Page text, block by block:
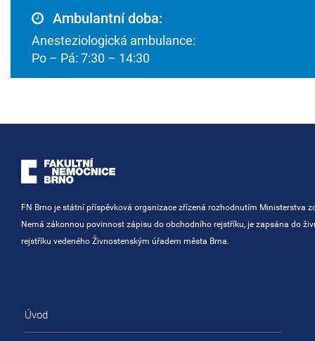
Ambulantní doba:
Anesteziologická ambulance:
Po – Pá: 7:30 – 14:30
FN Brno je státní příspěvková organizace zřízená rozhodnutím Ministerstva
Nemá zákonnou povinnost zápisu do obchodního rejstříku, je zapsána do
rejstříku vedeného Živnostenským úřadem města Brna.
Úvod